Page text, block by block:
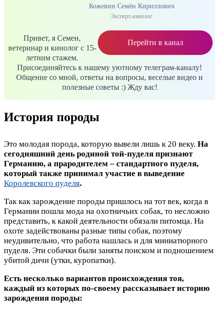
Кожевин Семён Кириллович
Эксперт-кинолог
Перейти в канал
Привет, я Семен,
ветеринар и кинолог с 15-
летним стажем.
Присоединяйтесь к нашему уютному телеграм-каналу!
Общение со мной, ответы на вопросы, веселые видео и
полезные советы :) Жду вас!
История породы
Это молодая порода, которую вывели лишь к 20 веку. На
сегодняшний день родиной той-пуделя признают
Германию, а прародителем – стандартного пуделя,
который также принимал участие в выведение
Королевского пуделя.
Так как зарождение породы пришлось на тот век, когда в
Германии пошла мода на охотничьих собак, то несложно
представить, к какой деятельности обязали питомца. На
охоте задействованы разные типы собак, поэтому
неудивительно, что работа нашлась и для миниатюрного
пуделя. Эти собачки были заняты поиском и подношением
убитой дичи (утки, куропатки).
Есть несколько вариантов происхождения тоя,
каждый из которых по-своему рассказывает историю
зарождения породы: